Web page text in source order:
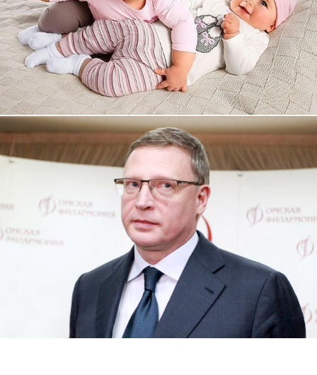
Увеличили выручку интернет-
магазину topdatop.ru на 25%!
Смотреть проект
Сайт кандидата в губернаторы
Буркова Александра Леонидовича
Смотреть проект